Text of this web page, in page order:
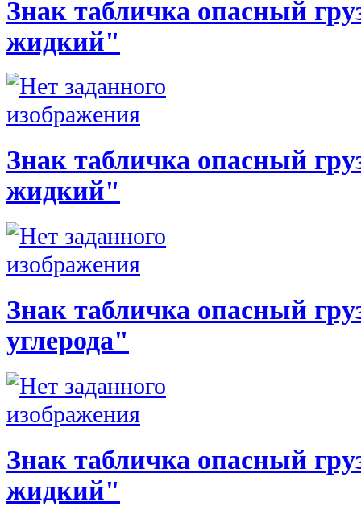
Знак табличка опасный
жидкий"
Знак табличка опасный
жидкий"
Знак табличка опасный
углерода"
Знак табличка опасный
жидкий"